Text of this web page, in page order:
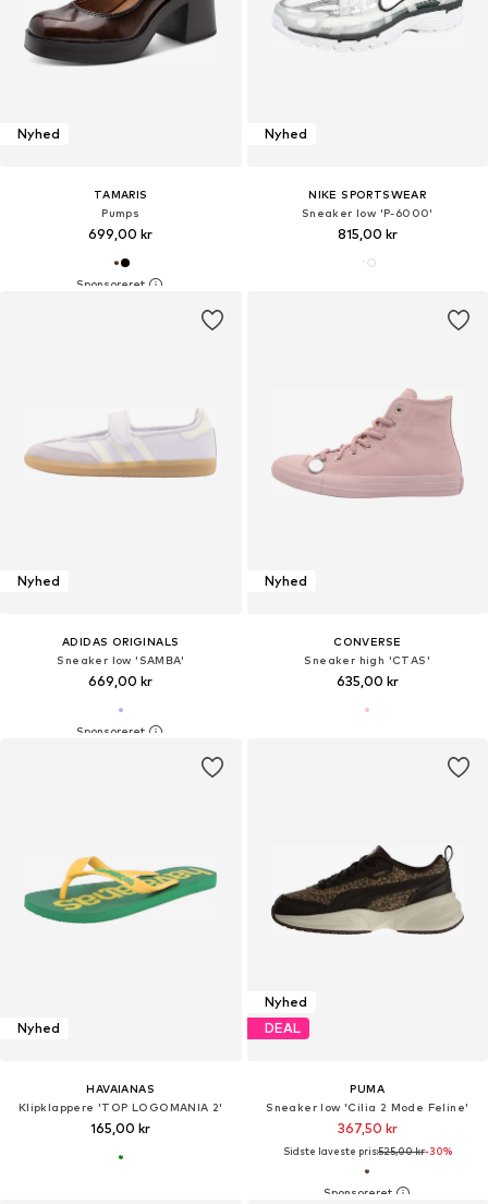
Nyhed
TAMARIS
Pumps
699,00 kr
Nyhed
NIKE SPORTSWEAR
Sneaker low 'P-6000'
815,00 kr
Nyhed
ADIDAS ORIGINALS
Sneaker low 'SAMBA'
669,00 kr
Nyhed
CONVERSE
Sneaker high 'CTAS'
635,00 kr
Nyhed
HAVAIANAS
Klipklappere 'TOP LOGOMANIA 2'
165,00 kr
Nyhed
DEAL
PUMA
Sneaker low 'Cilia 2 Mode Feline'
367,50 kr
Sidste laveste pris:525,00 kr-30%